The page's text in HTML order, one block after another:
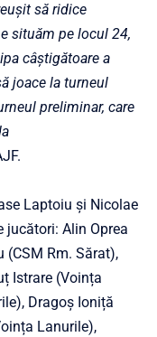
să ridice
situăm pe locul 24,
câștigătoare a
joace la turneul
preliminar, care
Laptoiu și Nicolae
jucători: Alin Oprea
(CSM Rm. Sărat),
Istrare (Voința
Dragoș Ioniță
Lanurile),